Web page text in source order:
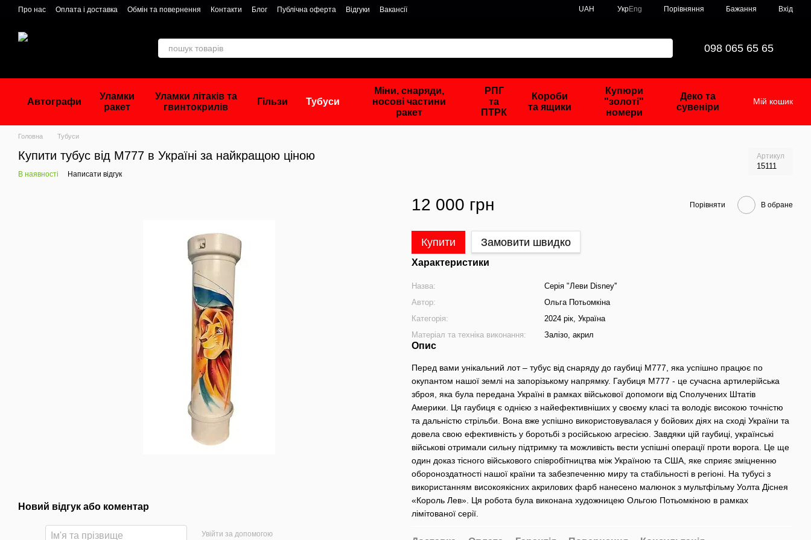
Перейти до основного контенту
Про нас Оплата і доставка Обмін та повернення Контакти Блог Публічна оферта Відгуки Вакансії UAH УкрEng Порівняння Бажання Вхід
098 065 65 65
Автографи
Уламки
ракет
Уламки літаків та
гвинтокрилів
Гільзи Тубуси
Міни, снаряди,
носові частини
ракет
РПГ
та
ПТРК
Короби
та ящики
Купюри
"золоті"
номери
Деко та
сувеніри
Мій кошик
Головна Тубуси
Купити тубус від М777 в Україні за найкращою ціною Артикул
15111
В наявності Написати відгук
Новий відгук або коментар
Увійти за допомогою
12 000 грн Порівняти В обране
Купити Замовити швидко
Характеристики
Назва:
Серія "Леви Disney''
Автор:
Ольга Потьомкіна
Категорія:
2024 рік, Україна
Матеріал та техніка виконання:
Залізо, акрил
Опис
Перед вами унікальний лот – тубус від снаряду до гаубиці М777, яка успішно працює по
окупантом нашої землі на запорізькому напрямку. Гаубиця М777 - це сучасна артилерійська
зброя, яка була передана Україні в рамках військової допомоги від Сполучених Штатів
Америки. Ця гаубиця є однією з найефективніших у своєму класі та володіє високою точністю
та дальністю стрільби. Вона вже успішно використовувалася у бойових діях на сході України та
довела свою ефективність у боротьбі з російською агресією. Завдяки цій гаубиці, українські
військові отримали сильну підтримку та можливість вести успішні операції проти ворога. Це ще
один доказ тісного військового співробітництва між Україною та США, яке сприяє зміцненню
обороноздатності нашої країни та забезпеченню миру та стабільності в регіоні. На тубусі з
використанням високоякісних акрилових фарб нанесено малюнок з мультфільму Уолта Діснея
«Король Лев». Ця робота була виконана художницею Ольгою Потьомкіною в рамках
лімітованої серії.